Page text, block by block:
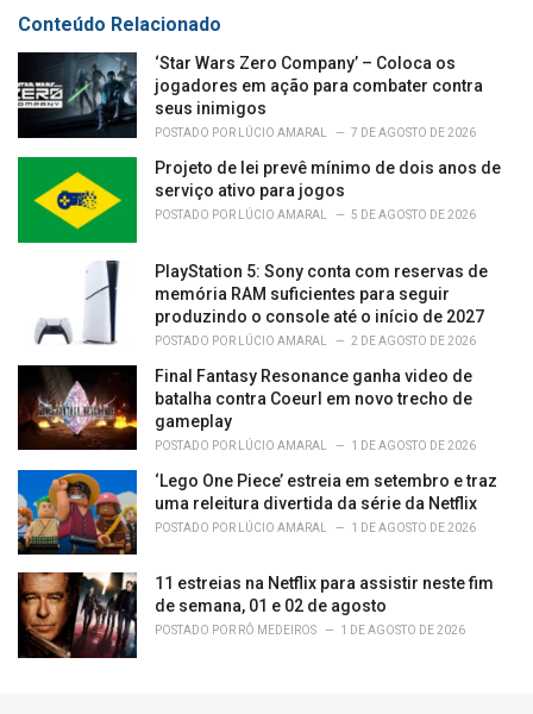
i
e
:
Conteúdo Relacionado
‘Star Wars Zero Company’ – Coloca os
jogadores em ação para combater contra
seus inimigos
POSTADO POR LÚCIO AMARAL 7 DE AGOSTO DE 2026
Projeto de lei prevê mínimo de dois anos de
serviço ativo para jogos
POSTADO POR LÚCIO AMARAL 5 DE AGOSTO DE 2026
PlayStation 5: Sony conta com reservas de
memória RAM suficientes para seguir
produzindo o console até o início de 2027
POSTADO POR LÚCIO AMARAL 2 DE AGOSTO DE 2026
Final Fantasy Resonance ganha video de
batalha contra Coeurl em novo trecho de
gameplay
POSTADO POR LÚCIO AMARAL 1 DE AGOSTO DE 2026
‘Lego One Piece’ estreia em setembro e traz
uma releitura divertida da série da Netflix
POSTADO POR LÚCIO AMARAL 1 DE AGOSTO DE 2026
11 estreias na Netflix para assistir neste fim
de semana, 01 e 02 de agosto
POSTADO POR RÔ MEDEIROS 1 DE AGOSTO DE 2026